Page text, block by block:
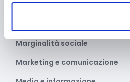
Manifestazioni culturali
Marginalità sociale
Marketing e comunicazione